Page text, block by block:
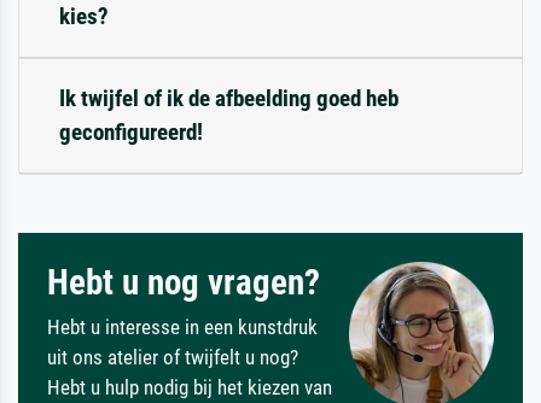
kies?
Ik twijfel of ik de afbeelding goed heb
geconfigureerd!
Hebt u nog vragen?
Hebt u interesse in een kunstdruk
uit ons atelier of twijfelt u nog?
Hebt u hulp nodig bij het kiezen van